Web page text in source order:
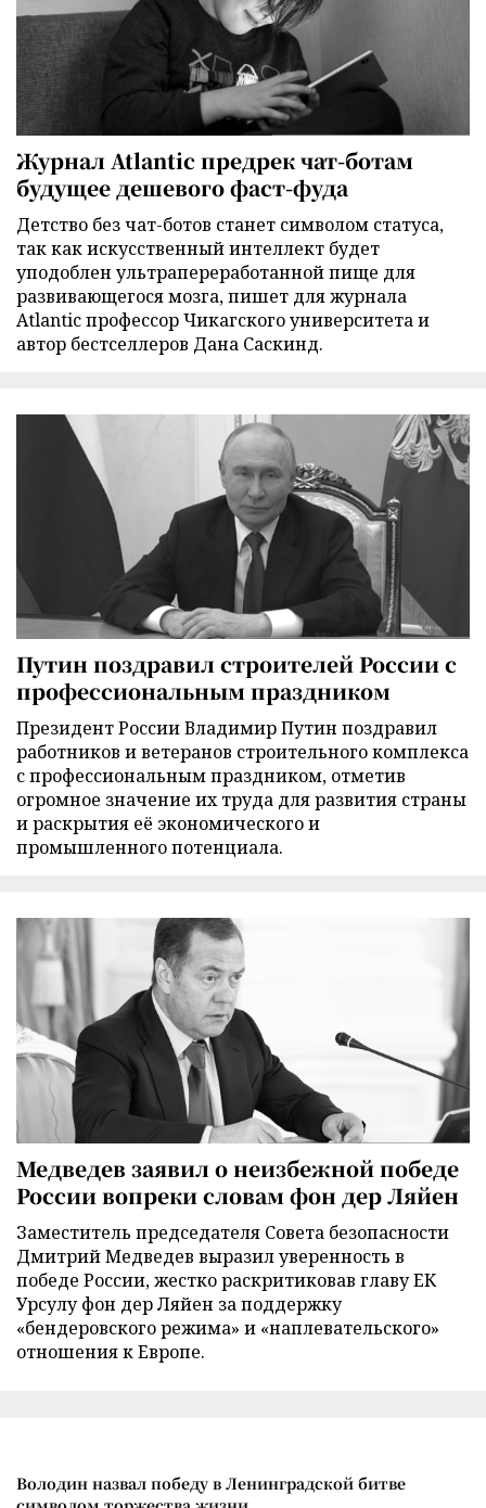
Журнал Atlantic предрек чат-ботам
будущее дешевого фаст-фуда
Детство без чат-ботов станет символом статуса,
так как искусственный интеллект будет
уподоблен ультрапереработанной пище для
развивающегося мозга, пишет для журнала
Atlantic профессор Чикагского университета и
автор бестселлеров Дана Саскинд.
Путин поздравил строителей России с
профессиональным праздником
Президент России Владимир Путин поздравил
работников и ветеранов строительного комплекса
с профессиональным праздником, отметив
огромное значение их труда для развития страны
и раскрытия её экономического и
промышленного потенциала.
Медведев заявил о неизбежной победе
России вопреки словам фон дер Ляйен
Заместитель председателя Совета безопасности
Дмитрий Медведев выразил уверенность в
победе России, жестко раскритиковав главу ЕК
Урсулу фон дер Ляйен за поддержку
«бендеровского режима» и «наплевательского»
отношения к Европе.
Володин назвал победу в Ленинградской битве